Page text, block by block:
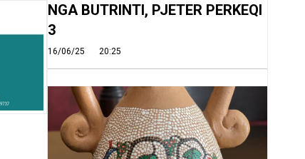
NGA BUTRINTI, PJETER PERKEQI
3
16/06/25 20:25